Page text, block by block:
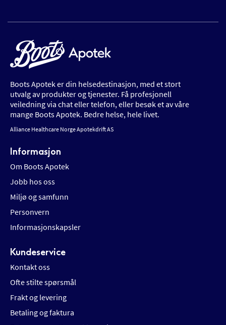
Boots Apotek er din helsedestinasjon, med et stort
utvalg av produkter og tjenester. Få profesjonell
veiledning via chat eller telefon, eller besøk et av våre
mange Boots Apotek. Bedre helse, hele livet.
Alliance Healthcare Norge Apotekdrift AS
Informasjon
Om Boots Apotek
Jobb hos oss
Miljø og samfunn
Personvern
Informasjonskapsler
Kundeservice
Kontakt oss
Ofte stilte spørsmål
Frakt og levering
Betaling og faktura